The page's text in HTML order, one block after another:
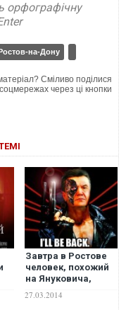
орфографічну
Ростов-на-Дону
Сміливо поділися
через ці кнопки
Завтра в Ростове
человек, похожий
на Януковича,
Путина ввести
27.03.2014